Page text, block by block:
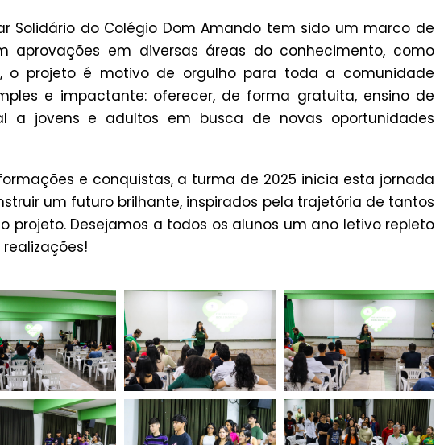
Solidário do Colégio Dom Amando tem sido um marco de
aprovações em diversas áreas do conhecimento, como
o projeto é motivo de orgulho para toda a comunidade
e impactante: oferecer, de forma gratuita, ensino de
a jovens e adultos em busca de novas oportunidades
e conquistas, a turma de 2025 inicia esta jornada
um futuro brilhante, inspirados pela trajetória de tantos
projeto. Desejamos a todos os alunos um ano letivo repleto